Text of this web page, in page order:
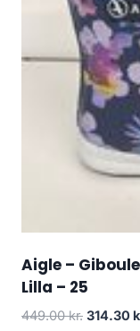
Aigle –
Lilla – 25
449.00kr. Den
314.30